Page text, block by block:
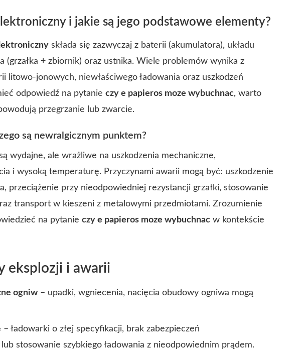
i jakie są jego podstawowe elementy?
składa się zazwyczaj z baterii (akumulatora), układu
(grzałka + zbiornik) oraz ustnika. Wiele problemów wynika z
litowo-jonowych, niewłaściwego ładowania oraz uszkodzeń
odpowiedź na pytanie czy e papieros moze wybuchnac, warto
przegrzanie lub zwarcie.
są newralgicznym punktem?
wydajne, ale wrażliwe na uszkodzenia mechaniczne,
i wysoką temperaturę. Przyczynami awarii mogą być: uszkodzenie
przeciążenie przy nieodpowiedniej rezystancji grzałki, stosowanie
transport w kieszeni z metalowymi przedmiotami. Zrozumienie
na pytanie czy e papieros moze wybuchnac w kontekście
eksplozji i awarii
ogniw– upadki, wgniecenia, nacięcia obudowy ogniwa mogą
– ładowarki o złej specyfikacji, brak zabezpieczeń
stosowanie szybkiego ładowania z nieodpowiednim prądem.